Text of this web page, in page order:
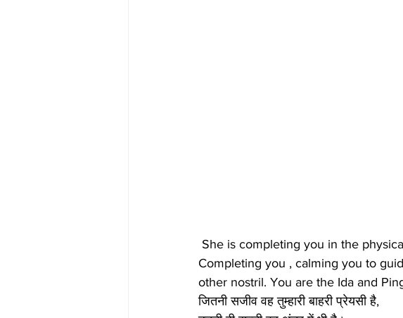
Completing you , calming you to
other nostril. You are the Ida and
जितनी सजीव वह तुम्हारी बाहरी प्रेयसी है,